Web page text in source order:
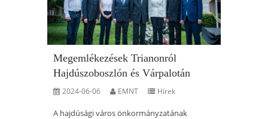
Megemlékezések Trianonról
Hajdúszoboszlón és Várpalotán
2024-06-06 EMNT Hírek
A hajdúsági város önkormányzatának